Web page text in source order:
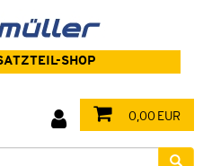
SHOP
0,00 EUR